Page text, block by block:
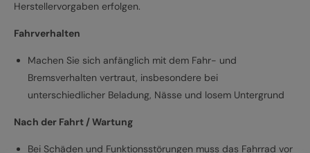
Herstellervorgaben erfolgen.
Fahrverhalten
Machen Sie sich anfänglich mit dem Fahr- und
Bremsverhalten vertraut, insbesondere bei
unterschiedlicher Beladung, Nässe und losem Untergrund
Nach der Fahrt / Wartung
Bei Schäden und Funktionsstörungen muss das Fahrrad vor